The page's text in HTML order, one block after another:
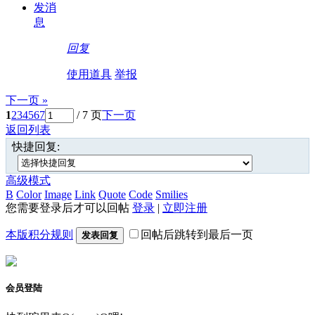
发消
息
回复
使用道具 举报
下一页 »
1234567 / 7 页下一页
返回列表
快捷回复:
高级模式
B Color Image Link Quote Code Smilies
您需要登录后才可以回帖 登录 | 立即注册
本版积分规则 发表回复 回帖后跳转到最后一页
会员登陆